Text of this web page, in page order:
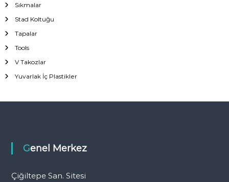
Sıkmalar
Stad Koltuğu
Tapalar
Tools
V Takozlar
Yuvarlak İç Plastikler
Genel Merkez
Çiğiltepe San. Sitesi